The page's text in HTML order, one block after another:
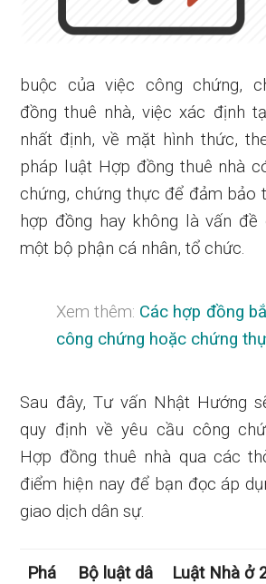
buộc của việc công chứng,
đồng thuê nhà, việc xác định
nhất định, về mặt hình thức,
pháp luật Hợp đồng thuê nhà
chứng, chứng thực để đảm bảo
hợp đồng hay không là vấn
một bộ phận cá nhân, tổ chức.
Xem thêm: Các hợp đồng
công chứng hoặc chứng
Sau đây, Tư vấn Nhật Hướng
quy định về yêu cầu công
Hợp đồng thuê nhà qua các
điểm hiện nay để bạn đọc áp
giao dịch dân sự.
Phá
Bộ luật dâ
Luật Nhà ở